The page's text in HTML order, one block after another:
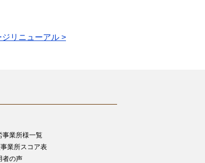
リニューアル >
事業所様一覧
業所スコア表
者の声